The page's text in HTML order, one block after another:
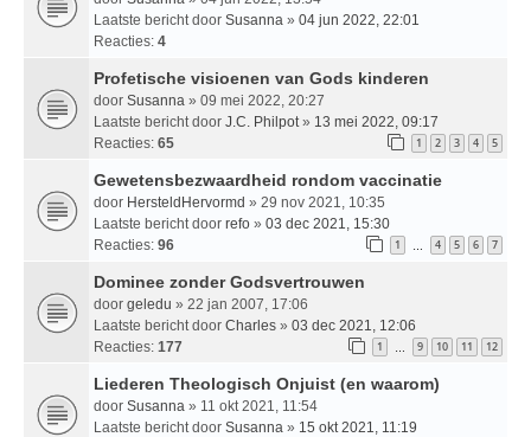
Laatste bericht door Susanna » 04 jun 2022, 22:01
Reacties: 4
Profetische visioenen van Gods kinderen
door Susanna » 09 mei 2022, 20:27
Laatste bericht door J.C. Philpot » 13 mei 2022, 09:17
Reacties: 65 1 2 3 4 5
Gewetensbezwaardheid rondom vaccinatie
door HersteldHervormd » 29 nov 2021, 10:35
Laatste bericht door refo » 03 dec 2021, 15:30
Reacties: 96 1 … 4 5 6 7
Dominee zonder Godsvertrouwen
door geledu » 22 jan 2007, 17:06
Laatste bericht door Charles » 03 dec 2021, 12:06
Reacties: 177 1 … 9 10 11 12
Liederen Theologisch Onjuist (en waarom)
door Susanna » 11 okt 2021, 11:54
Laatste bericht door Susanna » 15 okt 2021, 11:19